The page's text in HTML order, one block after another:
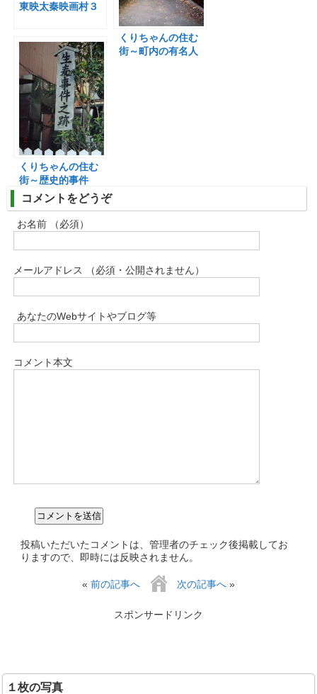
東映太秦映画村３
くりちゃんの住む
街～町内の有名人
くりちゃんの住む
街～歴史的事件
コメントをどうぞ
お名前 （必須）
メールアドレス （必須・公開されません）
あなたのWebサイトやブログ等
コメント本文
投稿いただいたコメントは、管理者のチェック後掲載してお
りますので、即時には反映されません。
« 前の記事へ 次の記事へ »
スポンサードリンク
１枚の写真